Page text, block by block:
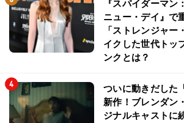
『スパイダーマン
ニュー・デイ』で
「ストレンジャー
イクした世代トッ
ンクとは？
ついに動きだした
新作！ブレンダン
ジナルキャストに